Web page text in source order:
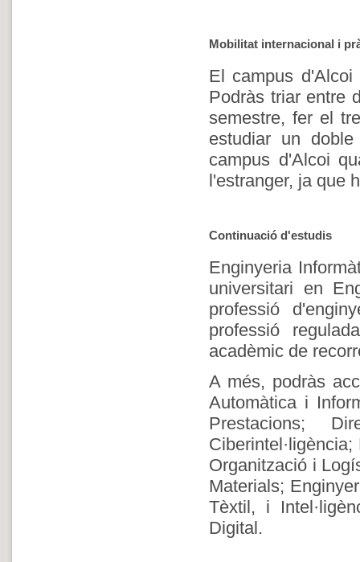
Mobilitat internacional i
El campus
Podràs triar entre
semestre, fer el
estudiar un
campus d'Alcoi
l'estranger, ja que
Continuació d'estudis
Enginyeria
universitari en
professió
professió
acadèmic de
A més, podràs
Automàtica i
Prestacions;
Organització i
Materials;
Tèxtil, i
Digital.